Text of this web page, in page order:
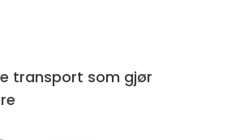
transport som gjør